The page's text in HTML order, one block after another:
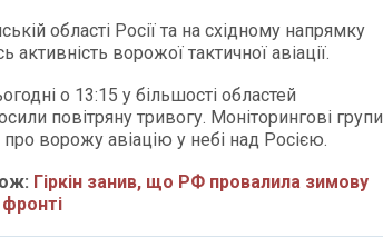
області Росії та на східному напрямку
активність ворожої тактичної авіації.
о 13:15 у більшості областей
повітряну тривогу. Моніторингові групи
ворожу авіацію у небі над Росією.
Гіркін занив, що РФ провалила зимову